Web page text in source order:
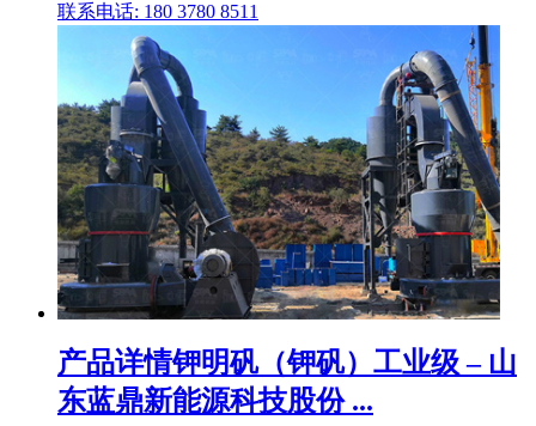
联系电话: 180 3780 8511
产品详情钾明矾（钾矾）工业级 – 山
东蓝鼎新能源科技股份 ...